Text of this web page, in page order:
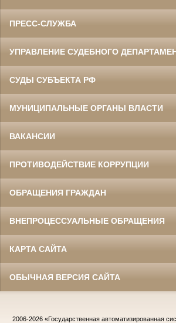
ПРЕСС-СЛУЖБА
УПРАВЛЕНИЕ СУДЕБНОГО
СУДЫ СУБЪЕКТА РФ
МУНИЦИПАЛЬНЫЕ ОРГАНЫ ВЛАСТИ
ВАКАНСИИ
ПРОТИВОДЕЙСТВИЕ КОРРУПЦИИ
ОБРАЩЕНИЯ ГРАЖДАН
ВНЕПРОЦЕССУАЛЬНЫЕ ОБРАЩЕНИЯ
КАРТА САЙТА
ОБЫЧНАЯ ВЕРСИЯ САЙТА
2006-2026 «Государственная автоматизированная